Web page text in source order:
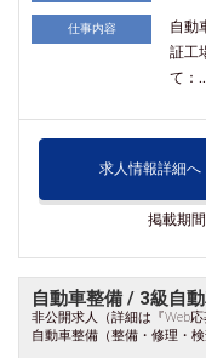
仕事内容
自動
証工
て：
求人情報詳細へ
掲載期
自動車整備 / 3級自
非公開求人（詳細は『Web
自動車整備（整備・修理・